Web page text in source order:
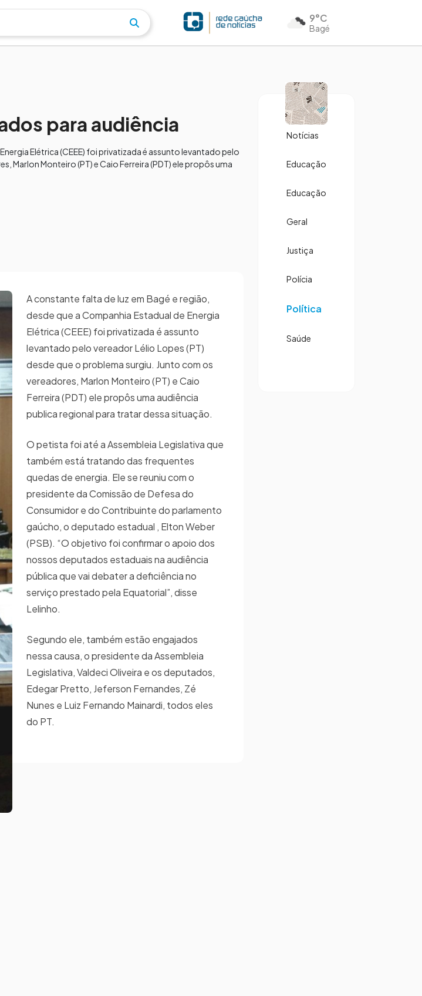
9°C
Bagé
para audiência
Elétrica (CEEE) foi privatizada é assunto levantado pelo
Marlon Monteiro (PT) e Caio Ferreira (PDT) ele propôs uma
A constante falta de luz em Bagé e região,
desde que a Companhia Estadual de Energia
Elétrica (CEEE) foi privatizada é assunto
levantado pelo vereador Lélio Lopes (PT)
desde que o problema surgiu. Junto com os
vereadores, Marlon Monteiro (PT) e Caio
Ferreira (PDT) ele propôs uma audiência
publica regional para tratar dessa situação.
O petista foi até a Assembleia Legislativa que
também está tratando das frequentes
quedas de energia. Ele se reuniu com o
presidente da Comissão de Defesa do
Consumidor e do Contribuinte do parlamento
gaúcho, o deputado estadual , Elton Weber
(PSB). “O objetivo foi confirmar o apoio dos
nossos deputados estaduais na audiência
pública que vai debater a deficiência no
serviço prestado pela Equatorial”, disse
Lelinho.
Segundo ele, também estão engajados
nessa causa, o presidente da Assembleia
Legislativa, Valdeci Oliveira e os deputados,
Edegar Pretto, Jeferson Fernandes, Zé
Nunes e Luiz Fernando Mainardi, todos eles
do PT.
Notícias
Educação
Educação
Geral
Justiça
Polícia
Política
Saúde